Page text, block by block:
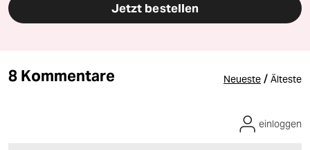
Jetzt bestellen
8 Kommentare Neueste / Älteste
einloggen